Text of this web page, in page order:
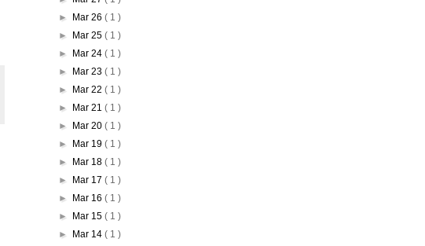
►
Mar 26( 1 )
►
Mar 25( 1 )
►
Mar 24( 1 )
►
Mar 23( 1 )
►
Mar 22( 1 )
►
Mar 21( 1 )
►
Mar 20( 1 )
►
Mar 19( 1 )
►
Mar 18( 1 )
►
Mar 17( 1 )
►
Mar 16( 1 )
►
Mar 15( 1 )
►
Mar 14( 1 )